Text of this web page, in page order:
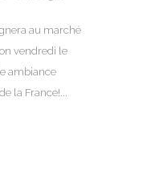
au marché
vendredi le
ambiance
la France!...